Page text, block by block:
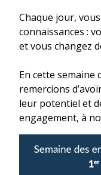
Chaque jour,
connaissances :
et vous changez
En cette semaine
remercions
leur potentiel et
engagement, à